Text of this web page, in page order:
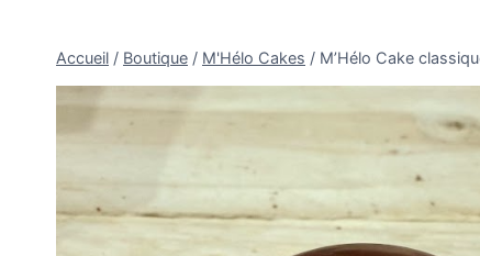
Accueil / Boutique / M'Hélo Cakes / M’Hélo Cake